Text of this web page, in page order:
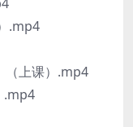
.mp4
（上课）.mp4
.mp4